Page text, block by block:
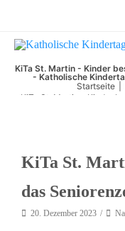
KiTa St. Martin - Kinder
- Katholische
Startseite
KiTa St. Martin – Kinder
KiTa St.
das
20. Dezember 2023